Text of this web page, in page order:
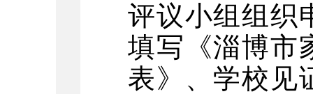
评议小组组织
填写《淄博市
表》、学校见